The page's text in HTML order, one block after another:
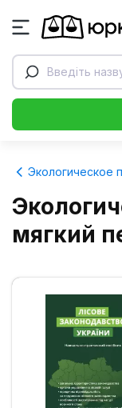
Введіть
Экологическое
мягкий